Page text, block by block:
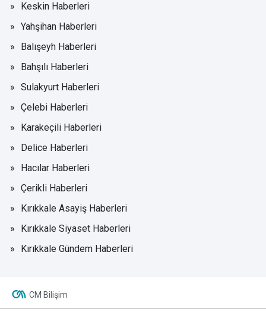
Keskin Haberleri
Yahşihan Haberleri
Balışeyh Haberleri
Bahşılı Haberleri
Sulakyurt Haberleri
Çelebi Haberleri
Karakeçili Haberleri
Delice Haberleri
Hacılar Haberleri
Çerikli Haberleri
Kırıkkale Asayiş Haberleri
Kırıkkale Siyaset Haberleri
Kırıkkale Gündem Haberleri
CM Bilişim